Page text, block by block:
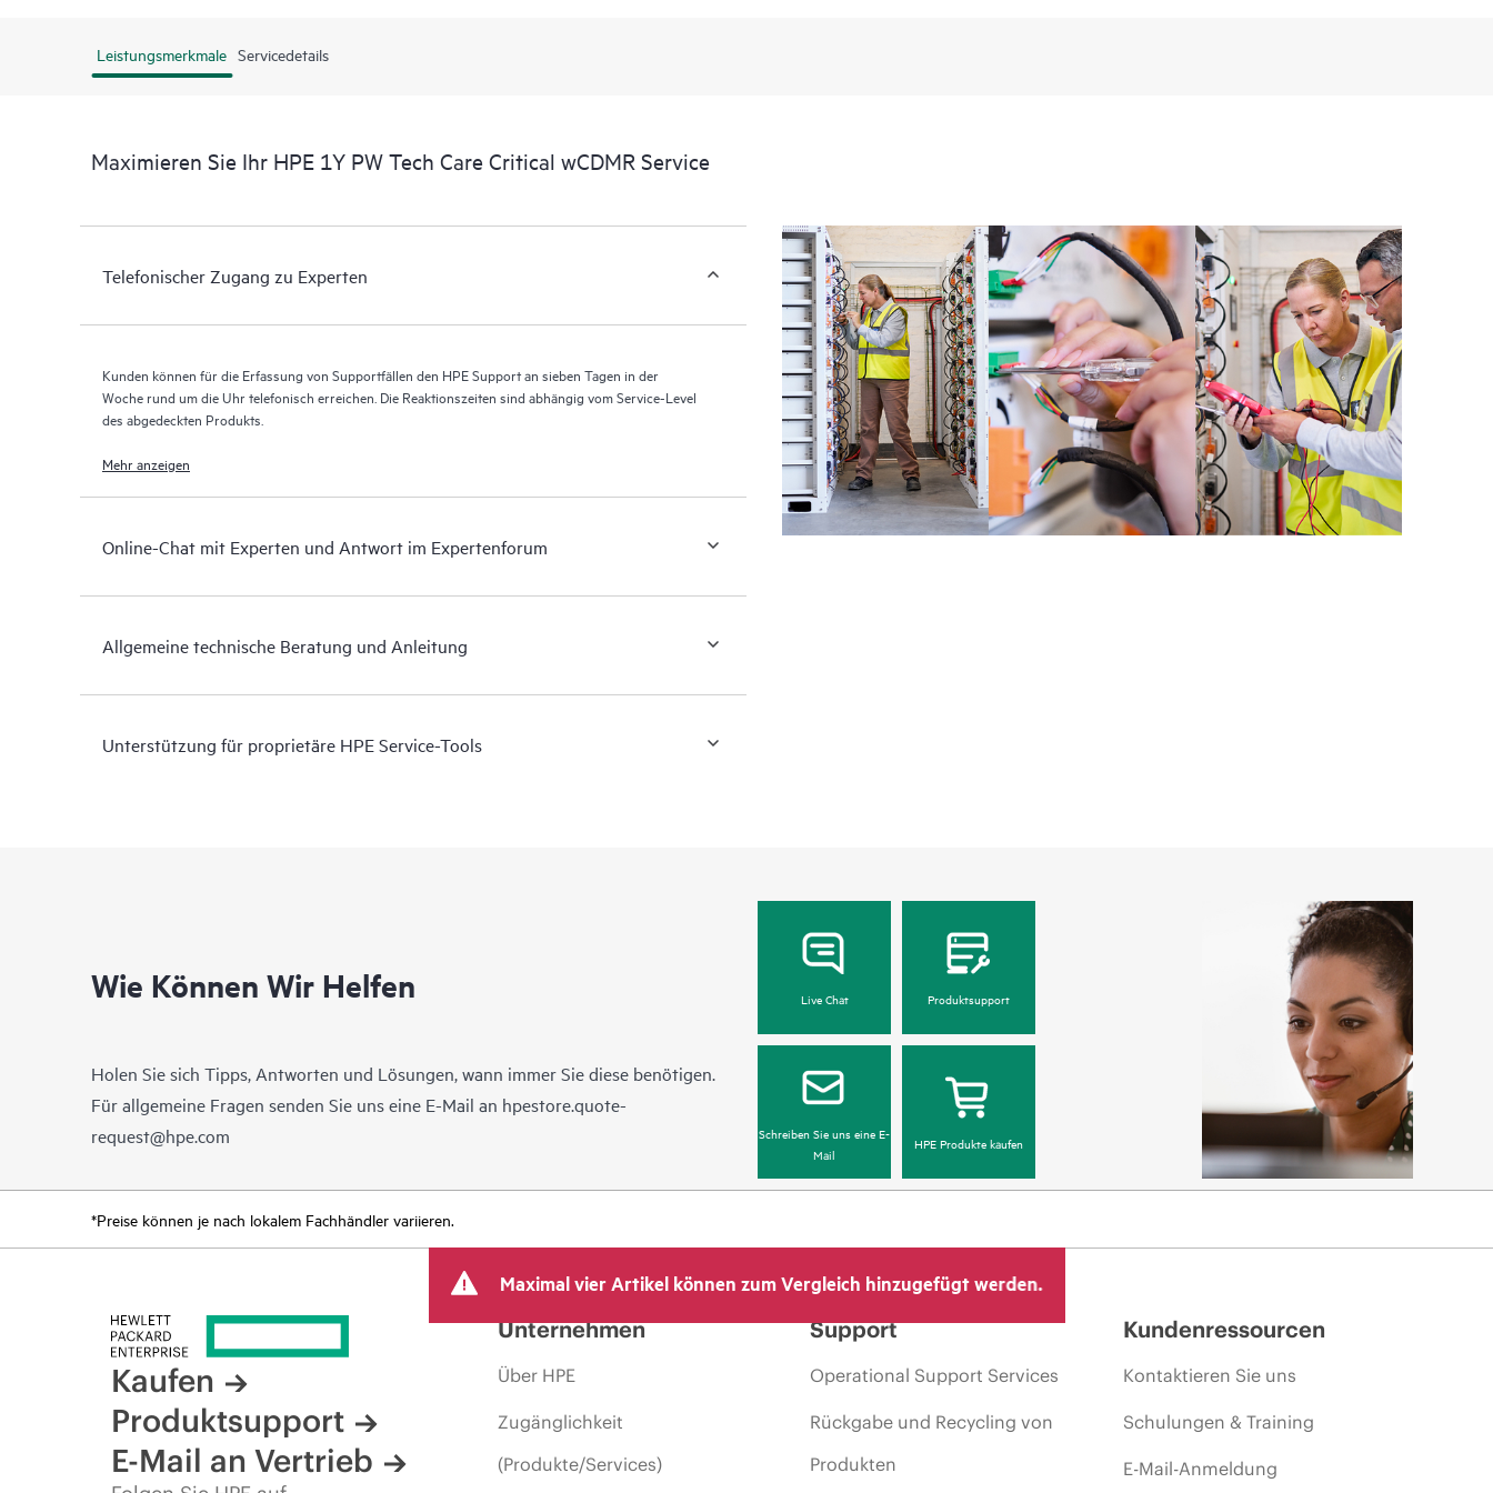
ausführen und ein Portal mit sorgfältig zusammengestellten Wissensressourcen nutzen.
HPE Tech Care Service ermöglicht den Zugang zu HPE Ressourcen, die einen Beitrag
für Operational Excellence und Leistungsoptimierung vom Edge bis zur Cloud leisten.
Leistungsmerkmale Servicedetails
Maximieren Sie Ihr HPE 1Y PW Tech Care Critical wCDMR Service
Telefonischer Zugang zu Experten
Kunden können für die Erfassung von Supportfällen den HPE Support an sieben Tagen in der
Woche rund um die Uhr telefonisch erreichen. Die Reaktionszeiten sind abhängig vom Service-Level
des abgedeckten Produkts.
Mehr anzeigen
Online-Chat mit Experten und Antwort im Expertenforum
Allgemeine technische Beratung und Anleitung
Unterstützung für proprietäre HPE Service-Tools
Wie Können Wir Helfen
Holen Sie sich Tipps, Antworten und Lösungen, wann immer Sie diese benötigen.
Für allgemeine Fragen senden Sie uns eine E-Mail an hpestore.quote-
request@hpe.com
Live Chat Produktsupport
Schreiben Sie uns eine E-
Mail
HPE Produkte kaufen
*Preise können je nach lokalem Fachhändler variieren.
Maximal vier Artikel können zum Vergleich hinzugefügt werden.
Kaufen
Produktsupport
E-Mail an Vertrieb
Unternehmen
Über HPE
Zugänglichkeit
(Produkte/Services)
Support
Operational Support Services
Rückgabe und Recycling von
Produkten
Kundenressourcen
Kontaktieren Sie uns
Schulungen & Training
E-Mail-Anmeldung